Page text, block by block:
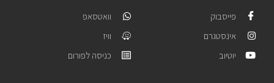
פייסבוק
אינסטגרם
יוטיוב
וואטסאפ
וויז
כניסה לפורום